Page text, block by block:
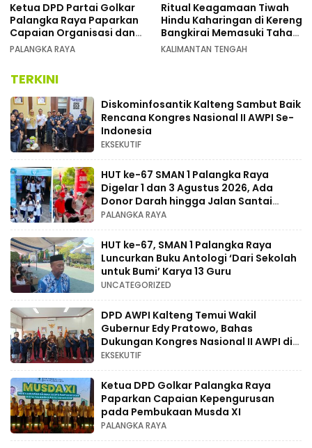
Ketua DPD Partai Golkar
Palangka Raya Paparkan
Capaian Organisasi dan
Kemenangan Pemilu pada
PALANGKA RAYA
Ritual Keagamaan Tiwah
Hindu Kaharingan di Kereng
Bangkirai Memasuki Tahap
Akhir
KALIMANTAN TENGAH
TERKINI
Diskominfosantik Kalteng Sambut Baik
Rencana Kongres Nasional II AWPI Se-
Indonesia
EKSEKUTIF
HUT ke-67 SMAN 1 Palangka Raya
Digelar 1 dan 3 Agustus 2026, Ada
Donor Darah hingga Jalan Santai
Berhadiah Doorprize
PALANGKA RAYA
HUT ke-67, SMAN 1 Palangka Raya
Luncurkan Buku Antologi ‘Dari Sekolah
untuk Bumi’ Karya 13 Guru
UNCATEGORIZED
DPD AWPI Kalteng Temui Wakil
Gubernur Edy Pratowo, Bahas
Dukungan Kongres Nasional II AWPI di
Kalimantan Tengah
EKSEKUTIF
Ketua DPD Golkar Palangka Raya
Paparkan Capaian Kepengurusan
pada Pembukaan Musda XI
PALANGKA RAYA